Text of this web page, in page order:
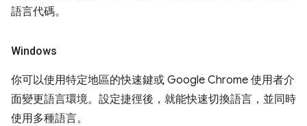
語言代碼。
Windows
你可以使用特定地區的快速鍵或 Google Chrome 使用者介
面變更語言環境。設定捷徑後，就能快速切換語言，並同時
使用多種語言。